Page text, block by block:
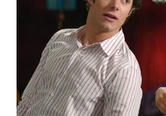
WN
PRIANGAN
TIMUR
WN
SEMARANG